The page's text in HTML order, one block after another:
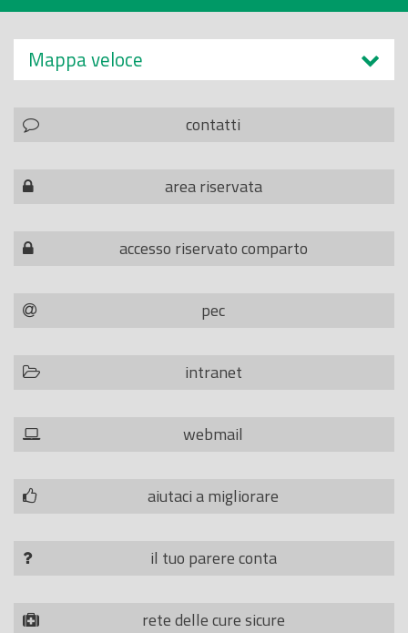
Mappa veloce
contatti
area riservata
accesso riservato comparto
pec
intranet
webmail
aiutaci a migliorare
il tuo parere conta
rete delle cure sicure